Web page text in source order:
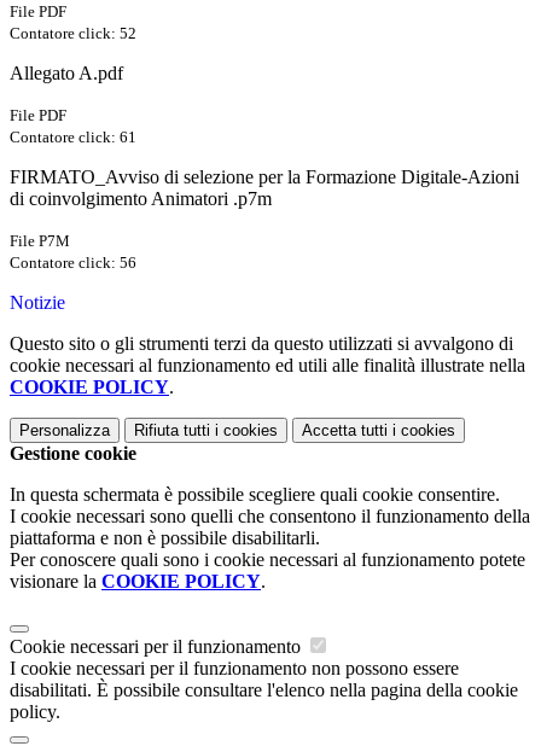
File PDF
Contatore click: 52
Allegato A.pdf
File PDF
Contatore click: 61
FIRMATO_Avviso di selezione per la Formazione Digitale-Azioni
di coinvolgimento Animatori .p7m
File P7M
Contatore click: 56
Notizie
Questo sito o gli strumenti terzi da questo utilizzati si avvalgono di
cookie necessari al funzionamento ed utili alle finalità illustrate nella
COOKIE POLICY.
Personalizza Rifiuta tutti i cookies Accetta tutti i cookies
Gestione cookie
In questa schermata è possibile scegliere quali cookie consentire.
I cookie necessari sono quelli che consentono il funzionamento della
piattaforma e non è possibile disabilitarli.
Per conoscere quali sono i cookie necessari al funzionamento potete
visionare la COOKIE POLICY.
Cookie necessari per il funzionamento
I cookie necessari per il funzionamento non possono essere
disabilitati. È possibile consultare l'elenco nella pagina della cookie
policy.